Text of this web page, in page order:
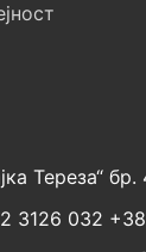
Тереза“
3126 032